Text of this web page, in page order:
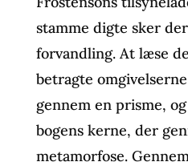
stamme digte sker
forvandling. At læse
betragte
gennem en prisme,
bogens kerne, der
metamorfose.